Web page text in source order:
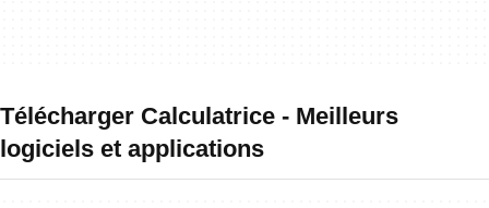
Télécharger Calculatrice - Meilleurs
logiciels et applications